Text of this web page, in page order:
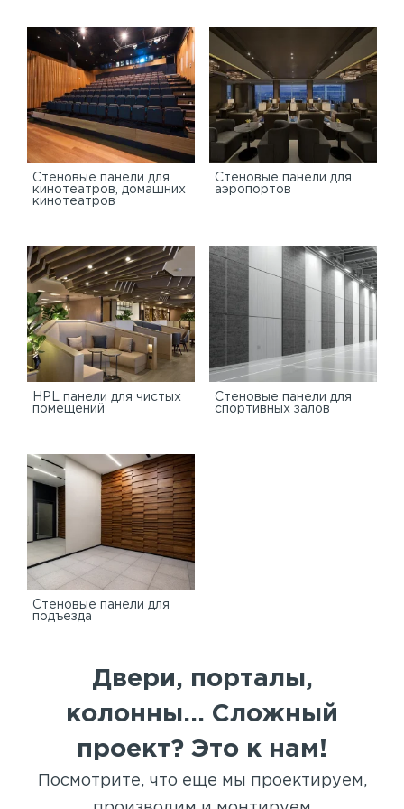
Стеновые панели для
кинотеатров, домашних
кинотеатров
Стеновые панели для
аэропортов
HPL панели для чистых
помещений
Стеновые панели для
спортивных залов
Стеновые панели для
подъезда
Двери, порталы,
колонны... Сложный
проект? Это к нам!
Посмотрите, что еще мы проектируем,